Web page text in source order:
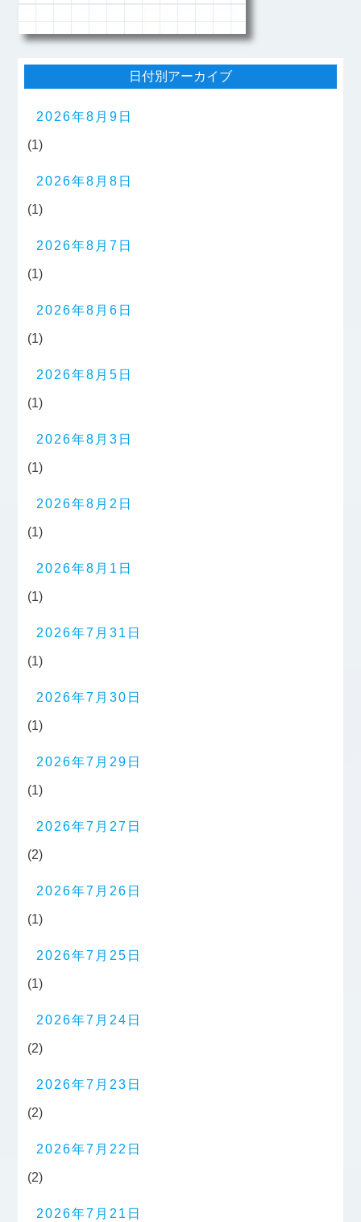
日付別アーカイブ
2026年8月9日
(1)
2026年8月8日
(1)
2026年8月7日
(1)
2026年8月6日
(1)
2026年8月5日
(1)
2026年8月3日
(1)
2026年8月2日
(1)
2026年8月1日
(1)
2026年7月31日
(1)
2026年7月30日
(1)
2026年7月29日
(1)
2026年7月27日
(2)
2026年7月26日
(1)
2026年7月25日
(1)
2026年7月24日
(2)
2026年7月23日
(2)
2026年7月22日
(2)
2026年7月21日